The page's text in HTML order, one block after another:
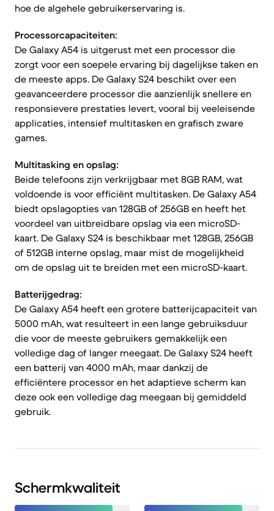
hoe de algehele gebruikerservaring is.
Processorcapaciteiten:
De Galaxy A54 is uitgerust met een processor die
zorgt voor een soepele ervaring bij dagelijkse taken en
de meeste apps. De Galaxy S24 beschikt over een
geavanceerdere processor die aanzienlijk snellere en
responsievere prestaties levert, vooral bij veeleisende
applicaties, intensief multitasken en grafisch zware
games.
Multitasking en opslag:
Beide telefoons zijn verkrijgbaar met 8GB RAM, wat
voldoende is voor efficiënt multitasken. De Galaxy A54
biedt opslagopties van 128GB of 256GB en heeft het
voordeel van uitbreidbare opslag via een microSD-
kaart. De Galaxy S24 is beschikbaar met 128GB, 256GB
of 512GB interne opslag, maar mist de mogelijkheid
om de opslag uit te breiden met een microSD-kaart.
Batterijgedrag:
De Galaxy A54 heeft een grotere batterijcapaciteit van
5000 mAh, wat resulteert in een lange gebruiksduur
die voor de meeste gebruikers gemakkelijk een
volledige dag of langer meegaat. De Galaxy S24 heeft
een batterij van 4000 mAh, maar dankzij de
efficiëntere processor en het adaptieve scherm kan
deze ook een volledige dag meegaan bij gemiddeld
gebruik.
Schermkwaliteit